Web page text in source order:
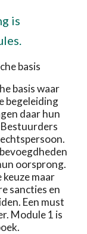
is
basis
basis waar
begeleiding
daar hun
oorsprong.
maar
sancties en
Een must
Module 1 is